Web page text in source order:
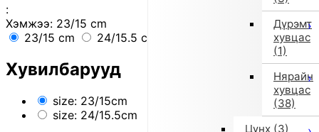
Дүрэмт
хувцас
(1)
Нярайн
хувцас
(38)
Цүнх (3)
:
Хэмжээ: 23/15 cm
23/15 cm
24/15.5 cm
Хувилбарууд
size: 23/15cm
size: 24/15.5cm